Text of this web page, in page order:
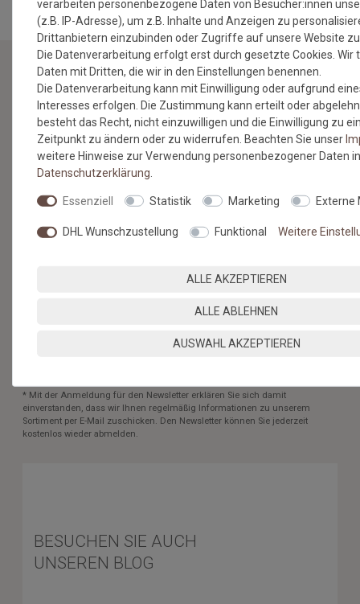
NEWSLETTER
Jetzt anmelden: Profitieren Sie von aktuellen Angeboten
und erfahren Sie von den neuesten Produkten als
erstes.*
VORNAME NACHNAME
E-MAIL **
Newsletter
Hiermit bestätige ich, dass ich dieDaten­schutz­erklärunggelesen
* Mit der Anmeldung für den Newsletter erklären Sie sich damit
einverstanden, dass wir Ihnen regelmäßig Informationen zu unserem
Sortiment per E-Mail zuschicken. Den Newsletter können Sie jederzeit
kostenlos wieder abmelden.
BESUCHEN SIE AUCH
UNSEREN BLOG
verarbeiten personenbezogene Daten von Besucher:innen
(z.B. IP-Adresse), um z.B. Inhalte und Anzeigen zu
Drittanbietern einzubinden oder Zugriffe auf unsere Website
Die Datenverarbeitung erfolgt erst durch gesetzte Cookies. Wir
Daten mit Dritten, die wir in den Einstellungen benennen.
Die Datenverarbeitung kann mit Einwilligung oder aufgrund
Interesses erfolgen. Die Zustimmung kann erteilt oder
besteht das Recht, nicht einzuwilligen und die Einwilligung zu
Zeitpunkt zu ändern oder zu widerrufen. Beachten Sie unser
weitere Hinweise zur Verwendung personenbezogener Daten
Daten­schutz­erklärung
Essenziell Statistik Marketing Externe
DHL Wunschzustellung Funktional Weitere
ALLE AKZEPTIEREN
ALLE ABLEHNEN
AUSWAHL AKZEPTIEREN